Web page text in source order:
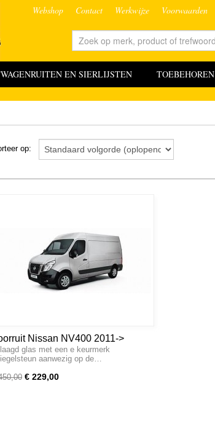
Webshop Contact Werkwijze Voorwaarden
EN SIERLIJSTEN TOEBEHOREN
op:
Nissan NV400 2011->
glas met een e keurmerk
aanwezig op de…
€ 229,00